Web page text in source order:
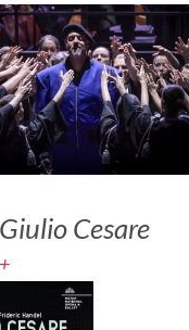
Cesare